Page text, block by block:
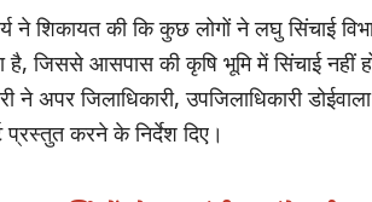
मौर्य ने शिकायत की कि कुछ लोगों ने लघु सिंचाई
है, जिससे आसपास की कृषि भूमि में सिंचाई नहीं
ने अपर जिलाधिकारी, उपजिलाधिकारी
प्रस्तुत करने के निर्देश दिए।